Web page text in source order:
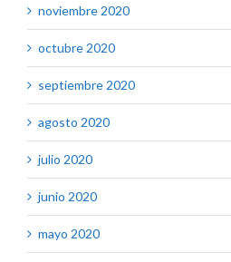
noviembre 2020
octubre 2020
septiembre 2020
agosto 2020
julio 2020
junio 2020
mayo 2020